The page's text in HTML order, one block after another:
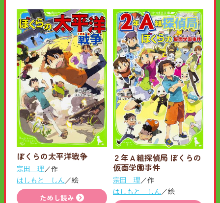
ぼくらの太平洋戦争
宗田 理 ／作
はしもと しん ／絵
ためし読み
２年Ａ組探偵局 ぼくらの
仮面学園事件
宗田 理 ／作
はしもと しん ／絵